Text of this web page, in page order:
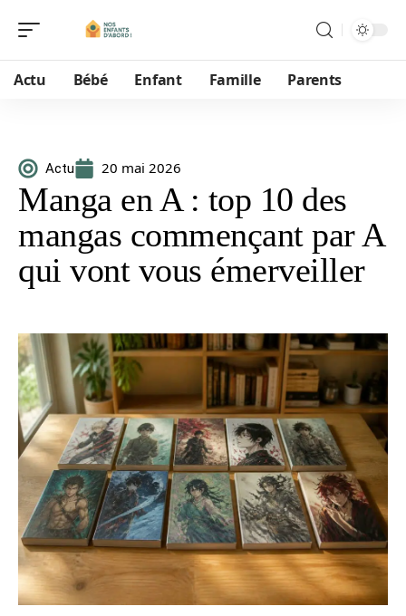
Actu Bébé Enfant Famille Parents
Actu 20 mai 2026
Manga en A : top 10 des
mangas commençant par A
qui vont vous émerveiller